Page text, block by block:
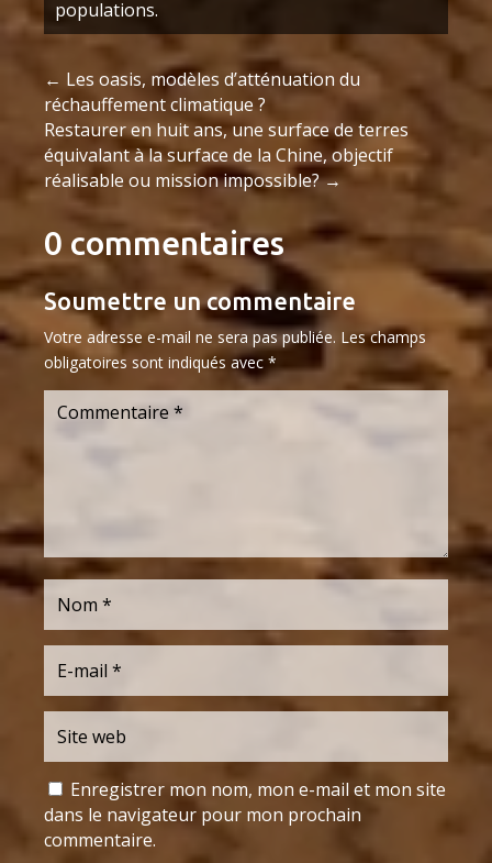
populations.
← Les oasis, modèles d’atténuation du
réchauffement climatique ?
Restaurer en huit ans, une surface de terres
équivalant à la surface de la Chine, objectif
réalisable ou mission impossible?→
0 commentaires
Soumettre un commentaire
Votre adresse e-mail ne sera pas publiée. Les champs
obligatoires sont indiqués avec *
Enregistrer mon nom, mon e-mail et mon site
dans le navigateur pour mon prochain
commentaire.